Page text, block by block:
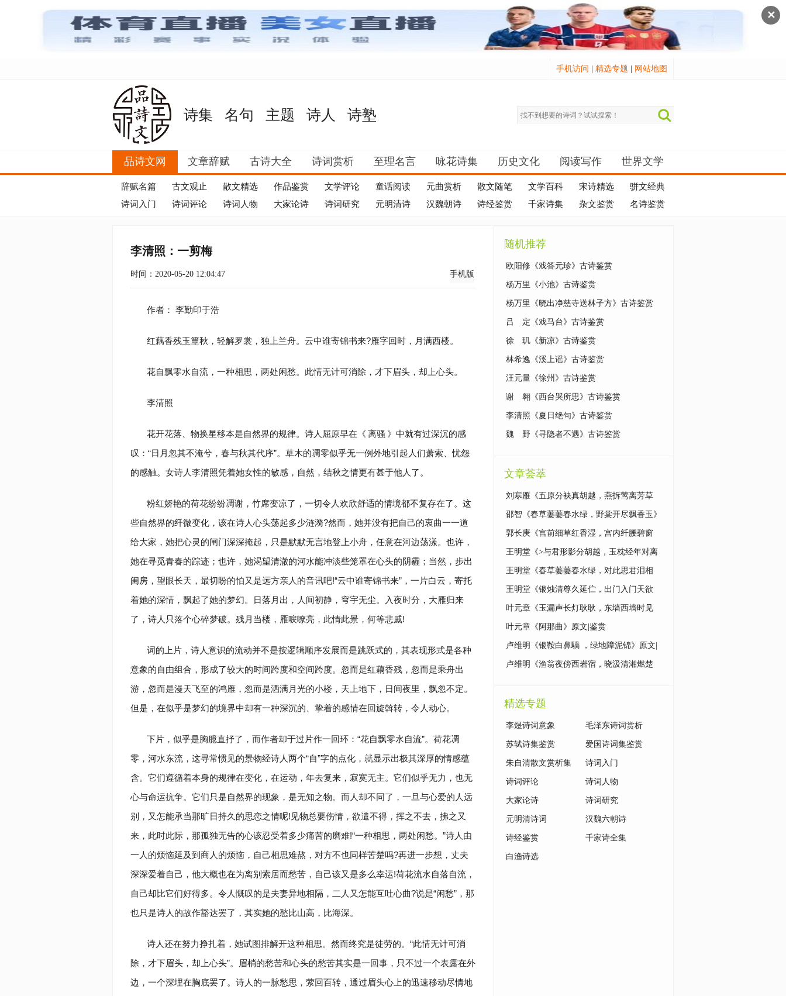
✕
手机访问 精选专题 网站地图
诗集 名句 主题 诗人 诗塾
品诗文网 文章辞赋 古诗大全 诗词赏析 至理名言 咏花诗集 历史文化 阅读写作 世界文学
辞赋名篇 古文观止 散文精选 作品鉴赏 文学评论 童话阅读 元曲赏析 散文随笔 文学百科 宋诗精选
骈文经典
诗词入门
诗词评论 诗词人物 大家论诗 诗词研究 元明清诗 汉魏朝诗 诗经鉴赏 千家诗集 杂文鉴赏 名诗鉴赏
李清照：一剪梅
时间：2020-05-20 12:04:47 手机版
作者： 李勤印于浩
红藕香残玉簟秋，轻解罗裳，独上兰舟。云中谁寄锦书来?雁字回时，月满西楼。
花自飘零水自流，一种相思，两处闲愁。此情无计可消除，才下眉头，却上心头。
李清照
花开花落、物换星移本是自然界的规律。诗人屈原早在《 离骚 》中就有过深沉的感
叹：“日月忽其不淹兮，春与秋其代序”。草木的凋零似乎无一例外地引起人们萧索、忧怨
的感触。女诗人李清照凭着她女性的敏感，自然，结秋之情更有甚于他人了。
粉红娇艳的荷花纷纷凋谢，竹席变凉了，一切令人欢欣舒适的情境都不复存在了。这
些自然界的纤微变化，该在诗人心头荡起多少涟漪?然而，她并没有把自己的衷曲一一道
给大家，她把心灵的闸门深深掩起，只是默默无言地登上小舟，任意在河边荡漾。也许，
她在寻觅青春的踪迹；也许，她渴望清澈的河水能冲淡些笼罩在心头的阴霾；当然，步出
闺房，望眼长天，最切盼的怕又是远方亲人的音讯吧!“云中谁寄锦书来”，一片白云，寄托
着她的深情，飘起了她的梦幻。日落月出，人间初静，穹宇无尘。入夜时分，大雁归来
了，诗人只落个心碎梦破。残月当楼，雁唳嘹亮，此情此景，何等悲戚!
词的上片，诗人意识的流动并不是按逻辑顺序发展而是跳跃式的，其表现形式是各种
意象的自由组合，形成了较大的时间跨度和空间跨度。忽而是红藕香残，忽而是乘舟出
游，忽而是漫天飞至的鸿雁，忽而是洒满月光的小楼，天上地下，日间夜里，飘忽不定。
但是，在似乎是梦幻的境界中却有一种深沉的、挚着的感情在回旋斡转，令人动心。
下片，似乎是胸臆直抒了，而作者却于过片作一回环：“花自飘零水自流”。荷花凋
零，河水东流，这寻常惯见的景物经诗人两个“自”字的点化，就显示出极其深厚的情感蕴
含。它们遵循着本身的规律在变化，在运动，年去复来，寂寞无主。它们似乎无力，也无
心与命运抗争。它们只是自然界的现象，是无知之物。而人却不同了，一旦与心爱的人远
别，又怎能承当那旷日持久的思恋之情呢!见物总要伤情，欲遣不得，挥之不去，拂之又
来，此时此际，那孤独无告的心该忍受着多少痛苦的磨难!“一种相思，两处闲愁。”诗人由
一人的烦恼延及到商人的烦恼，自己相思难熬，对方不也同样苦楚吗?再进一步想，丈夫
深深爱着自己，他大概也在为离别索居而愁苦，自己该又是多么幸运!荷花流水自落自流，
自己却比它们好得多。令人慨叹的是夫妻异地相隔，二人又怎能互吐心曲?说是“闲愁”，那
也只是诗人的故作豁达罢了，其实她的愁比山高，比海深。
诗人还在努力挣扎着，她试图排解开这种相思。然而终究是徒劳的。“此情无计可消
除，才下眉头，却上心头”。眉梢的愁苦和心头的愁苦其实是一回事，只不过一个表露在外
边，一个深埋在胸底罢了。诗人的一脉愁思，萦回百转，通过眉头心上的迅速移动尽情地
随机推荐
欧阳修《戏答元珍》古诗鉴赏
杨万里《小池》古诗鉴赏
杨万里《晓出净慈寺送林子方》古诗鉴赏
吕 定《戏马台》古诗鉴赏
徐 玑《新凉》古诗鉴赏
林希逸《溪上谣》古诗鉴赏
汪元量《徐州》古诗鉴赏
谢 翱《西台哭所思》古诗鉴赏
李清照《夏日绝句》古诗鉴赏
魏 野《寻隐者不遇》古诗鉴赏
文章荟萃
刘寒雁《五原分袂真胡越，燕拆莺离芳草
歇》原文|鉴赏
邵智《春草萋萋春水绿，野棠开尽飘香玉》
原文|鉴赏
郭长庚《宫前细草红香湿，宫内纤腰碧窗
泣》原文|鉴赏
王明堂《>与君形影分胡越，玉枕经年对离
别》原文|鉴赏
王明堂《春草萋萋春水绿，对此思君泪相
续》原文|鉴赏
王明堂《银烛清尊久延伫，出门入门天欲
曙》原文|鉴赏
叶元章《玉漏声长灯耿耿，东墙西墙时见
影》原文|鉴赏
叶元章《阿那曲》原文|鉴赏
卢维明《银鞍白鼻騧 ，绿地障泥锦》原文|
鉴赏
卢维明《渔翁夜傍西岩宿，晓汲清湘燃楚
精选专题
李煜诗词意象 毛泽东诗词赏析
苏轼诗集鉴赏 爱国诗词集鉴赏
朱自清散文赏析集 诗词入门
诗词评论 诗词人物
大家论诗 诗词研究
元明清诗词 汉魏六朝诗
诗经鉴赏 千家诗全集
白渔诗选